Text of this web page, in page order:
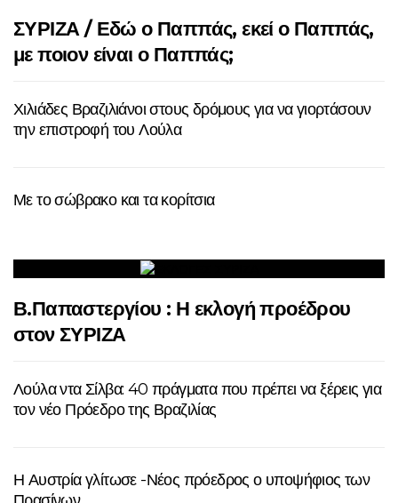
ΣΥΡΙΖΑ / Εδώ ο Παππάς, εκεί ο Παππάς,
με ποιον είναι ο Παππάς;
Χιλιάδες Βραζιλιάνοι στους δρόμους για να γιορτάσουν
την επιστροφή του Λούλα
Με το σώβρακο και τα κορίτσια
Β.Παπαστεργίου : Η εκλογή προέδρου
στον ΣΥΡΙΖΑ
Λούλα ντα Σίλβα: 40 πράγματα που πρέπει να ξέρεις για
τον νέο Πρόεδρο της Βραζιλίας
Η Αυστρία γλίτωσε -Νέος πρόεδρος ο υποψήφιος των